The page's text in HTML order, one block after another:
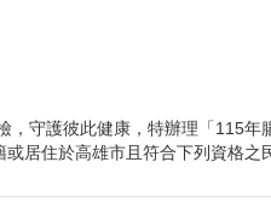
守護彼此健康，特辦理「115年
居住於高雄市且符合下列資格